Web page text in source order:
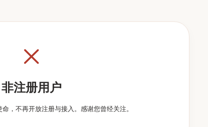
非注册用户
，不再开放注册与接入。感谢您曾经关注。